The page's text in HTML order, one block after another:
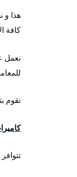
هذا
كافة
نعمل
نقوم